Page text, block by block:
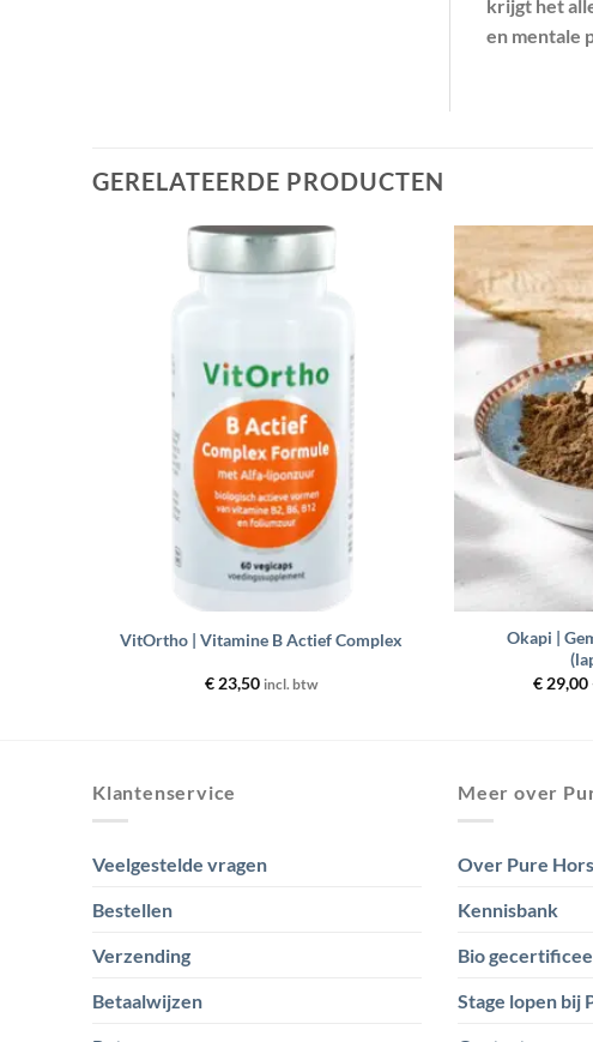
krijgt het
en mentale
GERELATEERDE PRODUCTEN
VitOrtho | Vitamine B Actief Complex
€ 23,50 incl. btw
Okapi |
€ 29,00
Klantenservice
Veelgestelde vragen
Bestellen
Verzending
Betaalwijzen
Meer over
Over Pure
Kennisbank
Bio
Stage lopen bij